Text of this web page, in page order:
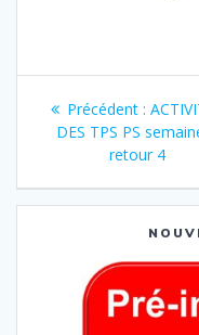
Précédent :
DES TPS PS
retour 4